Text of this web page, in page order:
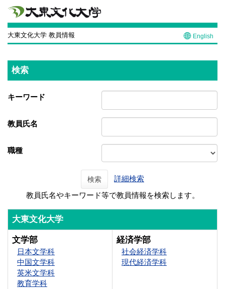
大東文化大学 教員情報 English
検索
キーワード
教員氏名
職種
検索
詳細検索
教員氏名やキーワード等で教員情報を検索します。
大東文化大学
文学部
日本文学科
中国文学科
英米文学科
教育学科
経済学部
社会経済学科
現代経済学科